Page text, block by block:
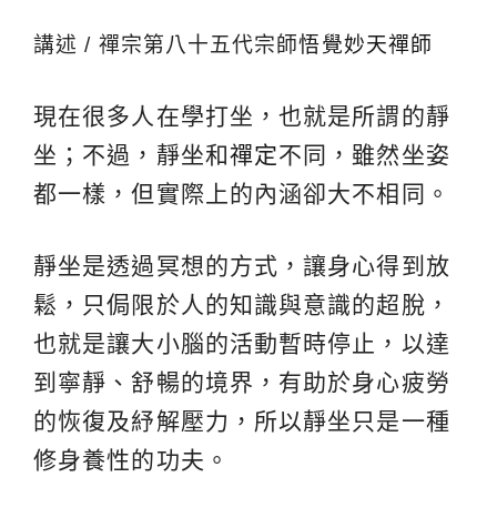
講述 / 禪宗第八十五代宗師悟覺妙天禪師
現在很多人在學打坐，也就是所謂的靜
坐；不過，靜坐和禪定不同，雖然坐姿
都一樣，但實際上的內涵卻大不相同。
靜坐是透過冥想的方式，讓身心得到放
鬆，只侷限於人的知識與意識的超脫，
也就是讓大小腦的活動暫時停止，以達
到寧靜、舒暢的境界，有助於身心疲勞
的恢復及紓解壓力，所以靜坐只是一種
修身養性的功夫。